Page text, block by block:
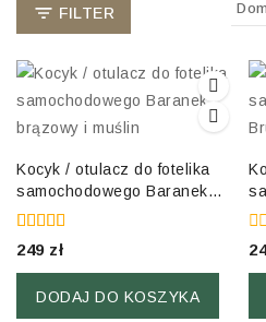
FILTER
Kocyk / otulacz do fotelika
samochodowego Baranek
brązowy i muślin
5.00
249 zł
DODAJ DO KOSZYKA
0
of